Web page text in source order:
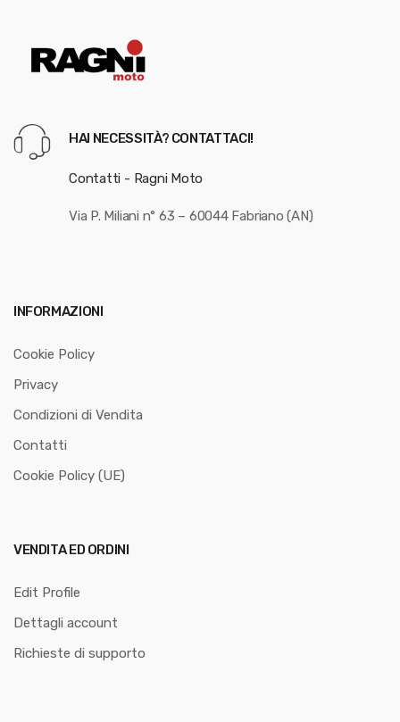
HAI NECESSITÀ? CONTATTACI!
Contatti - Ragni Moto
Via P. Miliani n° 63 – 60044 Fabriano (AN)
INFORMAZIONI
Cookie Policy
Privacy
Condizioni di Vendita
Contatti
Cookie Policy (UE)
VENDITA ED ORDINI
Edit Profile
Dettagli account
Richieste di supporto